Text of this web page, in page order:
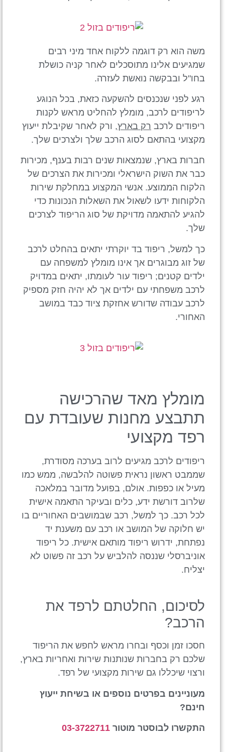
משה הוא רק דוגמה ללקוח אחד מיני רבים
שמגיעים אלינו מתוסכלים לאחר קניה כושלת
בחו"ל ובבקשה נואשת לעזרה.
רגע לפני שנכנסים להשקעה כזאת, בכל הנוגע
לריפודים לרכב, מומלץ להחליט מראש לקנות
ריפודים לרכב רק בארץ, ורק לאחר שקיבלת ייעוץ
מקצועי בהתאם לסוג הרכב שלך ולצרכים שלך.
חברות בארץ, שנמצאות שנים רבות בענף, מכירות
כבר את השוק הישראלי ומכירות את הצרכים של
הלקוח הממוצע. אנשי המקצוע במחלקת שירות
הלקוחות ידעו לשאול את השאלות הנכונות כדי
להגיע להתאמה מדויקת של סוג הריפוד לצרכים
שלך.
כך למשל, ריפוד בד יוקרתי יתאים בהחלט לרכב
של זוג מבוגרים אך אינו מומלץ למשפחה עם
ילדים קטנים; ריפוד עור לעומתו, יתאים במדויק
לרכב משפחתי עם ילדים אך לא יהיה חזק מספיק
לרכב עבודה שדורש אחזקת ציוד כבד במושב
האחורי.
מומלץ מאד שהרכישה
תתבצע מחנות שעובדת עם
רפד מקצועי
ריפודים לרכב מגיעים לרוב בערכה מסודרת,
שממבט ראשון נראית פשוטה להלבשה, ממש כמו
מעיל או כפפות. אולם, בפועל מדובר במלאכה
שלרוב דורשת ידע, כלים ובעיקר התאמה אישית
לכל רכב. כך למשל, רכב שבמושבים האחוריים בו
יש חלוקה של המושב או רכב עם משענת יד
נפתחת, ידרוש ריפוד מותאם אישית. כל ריפוד
אוניברסלי שננסה להלביש על רכב זה פשוט לא
יצליח.
לסיכום, החלטתם לרפד את
הרכב?
חסכו זמן וכסף ובחרו מראש לחפש את הריפוד
שלכם רק בחברות שנותנות שירות ואחריות בארץ,
ורצוי שיכללו גם שירות מקצועי של רפד.
מעוניינים בפרטים נוספים או בשיחת ייעוץ
חינם?
התקשרו לבוסטר מוטור 03-3722711